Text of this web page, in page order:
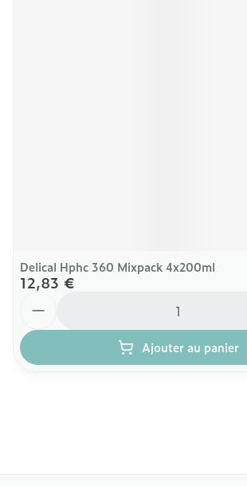
Delical Hphc 360 Mixpack 4x200ml
12,83 €
Ajouter au panier